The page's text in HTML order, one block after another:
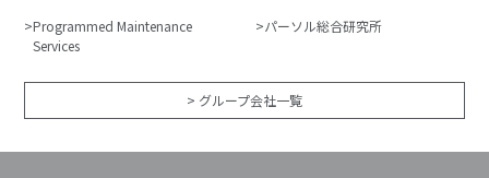
Programmed Maintenance
Services
パーソル総合研究所
> グループ会社一覧